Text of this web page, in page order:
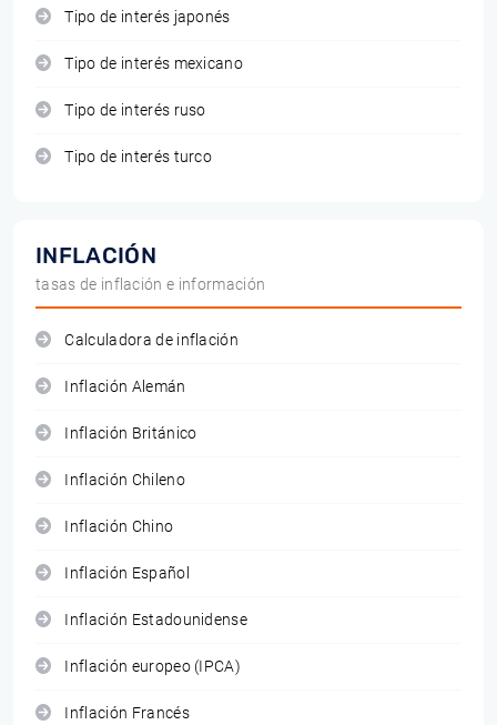
Tipo de interés japonés
Tipo de interés mexicano
Tipo de interés ruso
Tipo de interés turco
INFLACIÓN
tasas de inflación e información
Calculadora de inflación
Inflación Alemán
Inflación Británico
Inflación Chileno
Inflación Chino
Inflación Español
Inflación Estadounidense
Inflación europeo (IPCA)
Inflación Francés